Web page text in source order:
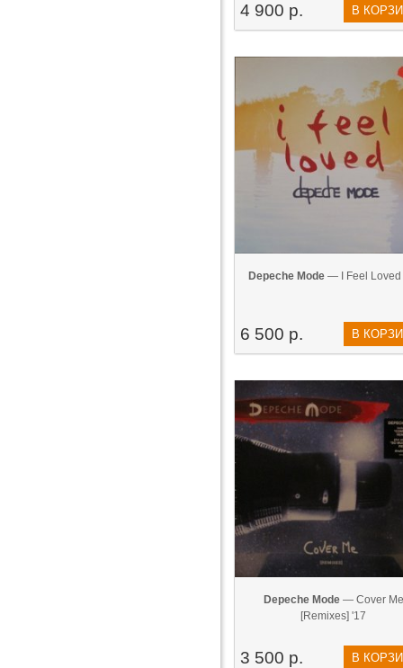
4 900 р. В
Depeche Mode — I Feel Loved
6 500 р. В
Depeche Mode— Cover Me
[Remixes] '17
3 500 р. В